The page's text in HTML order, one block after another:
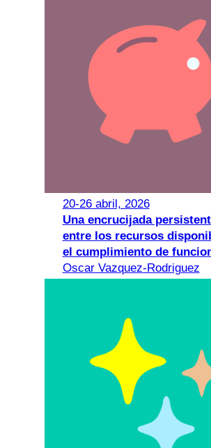
20-26 abril, 2026
Una encrucijada
entre los recursos
el cumplimiento de
Oscar Vazquez-Rodriguez